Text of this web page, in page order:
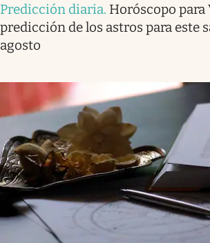
Predicción diaria. Horóscopo para
predicción de los astros para este
agosto